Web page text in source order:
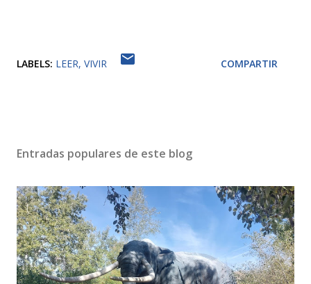
LABELS: LEER VIVIR COMPARTIR
Entradas populares de este blog